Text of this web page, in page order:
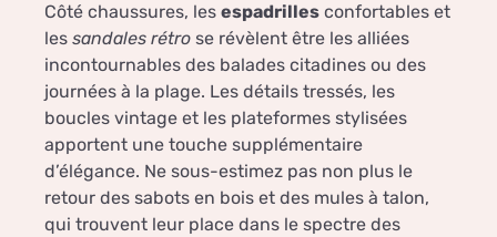
Côté chaussures, les espadrilles confortables et
les sandales rétro se révèlent être les alliées
incontournables des balades citadines ou des
journées à la plage. Les détails tressés, les
boucles vintage et les plateformes stylisées
apportent une touche supplémentaire
d’élégance. Ne sous-estimez pas non plus le
retour des sabots en bois et des mules à talon,
qui trouvent leur place dans le spectre des